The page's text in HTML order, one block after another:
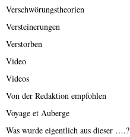
Verschwörungstheorien
Versteinerungen
Verstorben
Video
Videos
Von der Redaktion empfohlen
Voyage et Auberge
Was wurde eigentlich aus dieser ….?